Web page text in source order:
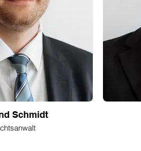
Schmidt